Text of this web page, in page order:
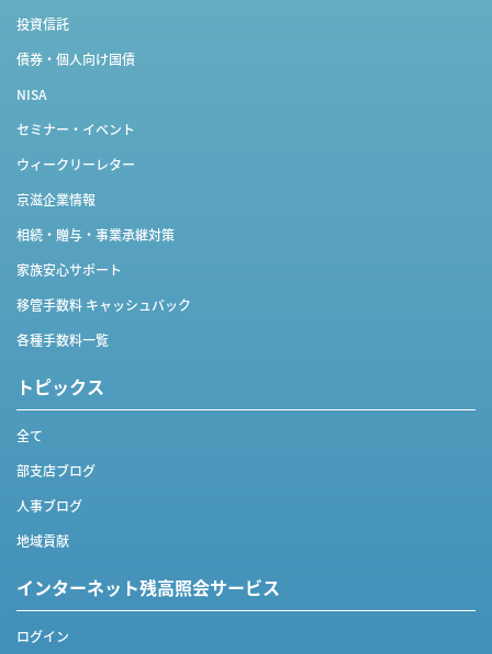
投資信託
債券・個人向け国債
NISA
セミナー・イベント
ウィークリーレター
京滋企業情報
相続・贈与・事業承継対策
家族安心サポート
移管手数料 キャッシュバック
各種手数料一覧
トピックス
全て
部支店ブログ
人事ブログ
地域貢献
インターネット残高照会サービス
ログイン